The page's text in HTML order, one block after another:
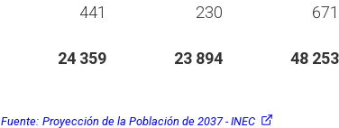
441 230 671
24 359 23 894 48 253
Fuente: Proyección de la Población de 2037 - INEC